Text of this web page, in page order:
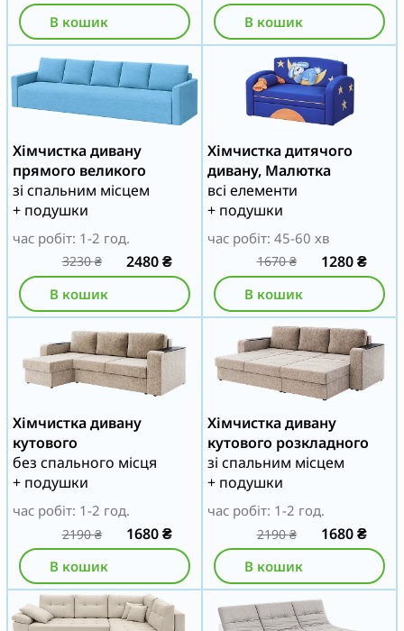
В кошик В кошик
Хімчистка дивану
прямого великого
зі спальним місцем
+ подушки
час робіт: 1-2 год.
3230₴ 2480₴
В кошик
Хімчистка дитячого
дивану, Малютка
всі елементи
+ подушки
час робіт: 45-60 хв
1670₴ 1280₴
В кошик
Хімчистка дивану
кутового
без спального місця
+ подушки
час робіт: 1-2 год.
2190₴ 1680₴
В кошик
Хімчистка дивану
кутового розкладного
зі спальним місцем
+ подушки
час робіт: 1-2 год.
2190₴ 1680₴
В кошик